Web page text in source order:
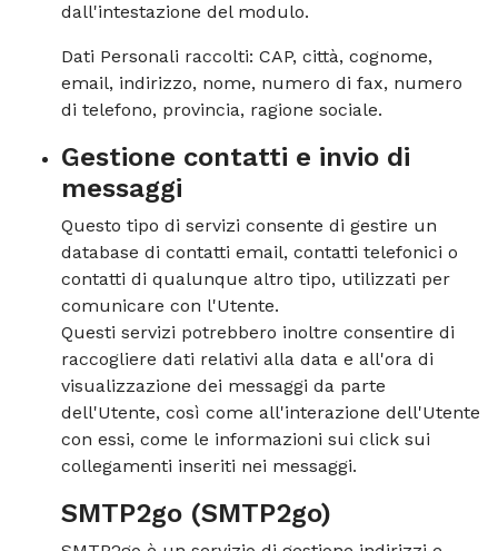
dall'intestazione del modulo.
Dati Personali raccolti: CAP, città, cognome,
email, indirizzo, nome, numero di fax, numero
di telefono, provincia, ragione sociale.
Gestione contatti e invio di
messaggi
Questo tipo di servizi consente di gestire un
database di contatti email, contatti telefonici o
contatti di qualunque altro tipo, utilizzati per
comunicare con l'Utente.
Questi servizi potrebbero inoltre consentire di
raccogliere dati relativi alla data e all'ora di
visualizzazione dei messaggi da parte
dell'Utente, così come all'interazione dell'Utente
con essi, come le informazioni sui click sui
collegamenti inseriti nei messaggi.
SMTP2go (SMTP2go)